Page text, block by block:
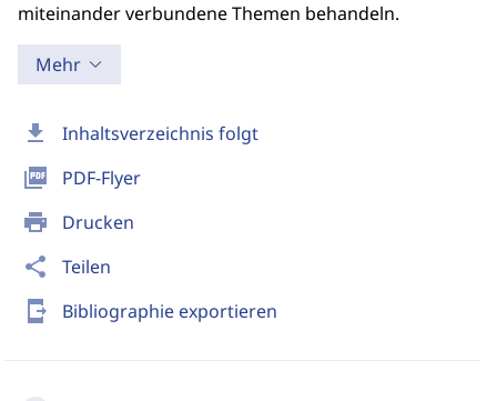
download Inhaltsverzeichnis folgt
picture_as_pdf PDF-Flyer
print Drucken
share Teilen
send_to_mobile Bibliographie exportieren
miteinander verbundene Themen behandeln.
Mehr